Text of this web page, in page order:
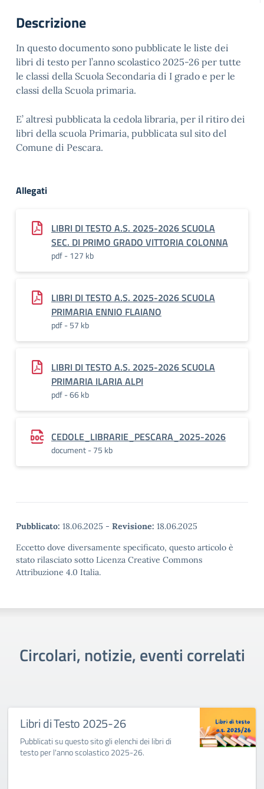
Descrizione
In questo documento sono pubblicate le liste dei
libri di testo per l’anno scolastico 2025-26 per tutte
le classi della Scuola Secondaria di I grado e per le
classi della Scuola primaria.
E’ altresì pubblicata la cedola libraria, per il ritiro dei
libri della scuola Primaria, pubblicata sul sito del
Comune di Pescara.
Allegati
LIBRI DI TESTO A.S. 2025-2026 SCUOLA
SEC. DI PRIMO GRADO VITTORIA COLONNA
pdf - 127 kb
LIBRI DI TESTO A.S. 2025-2026 SCUOLA
PRIMARIA ENNIO FLAIANO
pdf - 57 kb
LIBRI DI TESTO A.S. 2025-2026 SCUOLA
PRIMARIA ILARIA ALPI
pdf - 66 kb
CEDOLE_LIBRARIE_PESCARA_2025-2026
document - 75 kb
Pubblicato: 18.06.2025 - Revisione: 18.06.2025
Eccetto dove diversamente specificato, questo articolo è
stato rilasciato sotto Licenza Creative Commons
Attribuzione 4.0 Italia.
Circolari, notizie, eventi correlati
Libri di Testo 2025-26
Pubblicati su questo sito gli elenchi dei libri di
testo per l'anno scolastico 2025-26.